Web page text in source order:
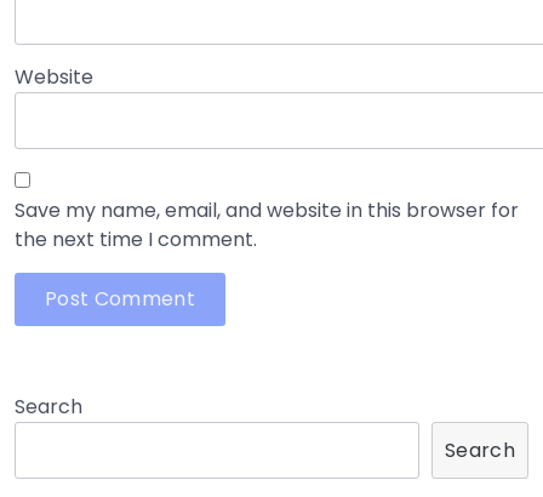
Website
Save my name, email, and website in this browser for
the next time I comment.
Search
Search